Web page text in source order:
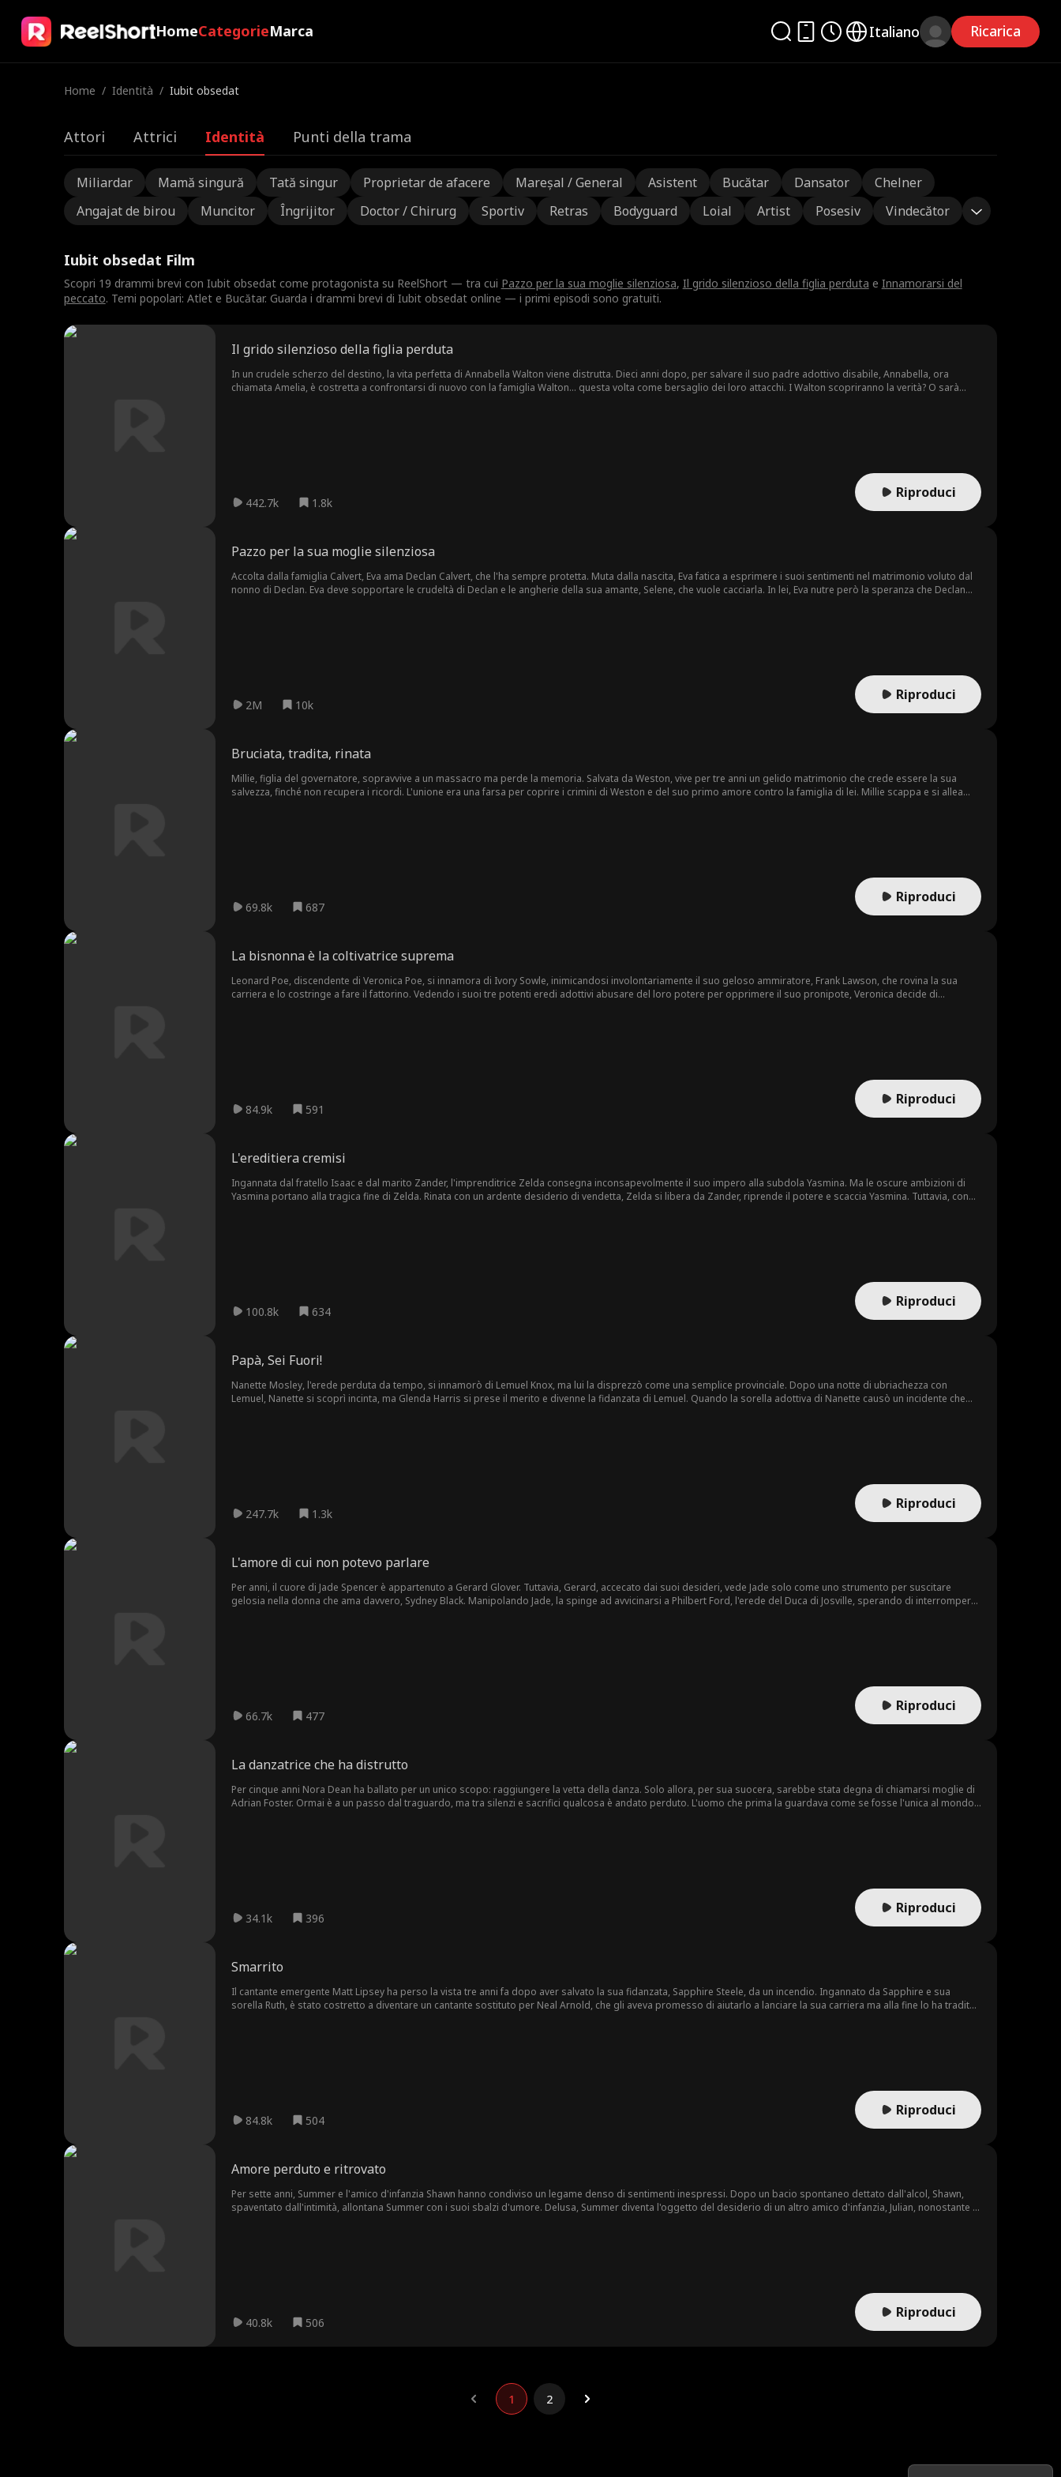
HomeCategorieMarca Italiano Ricarica
Home / Identità / Iubit obsedat
Attori Attrici Identità Punti della trama
Miliardar Mamă singură Tată singur Proprietar de afacere Mareșal / General Asistent Bucătar Dansator
Chelner
Angajat de birou
Muncitor Îngrijitor Doctor / Chirurg Sportiv Retras Bodyguard Loial Artist Posesiv Vindecător
Iubit obsedat Film
Scopri 19 drammi brevi con Iubit obsedat come protagonista su ReelShort — tra cui Pazzo per la sua moglie silenziosa, Il grido silenzioso della figlia perduta e Innamorarsi del
peccato. Temi popolari: Atlet e Bucătar. Guarda i drammi brevi di Iubit obsedat online — i primi episodi sono gratuiti.
Il grido silenzioso della figlia perduta
In un crudele scherzo del destino, la vita perfetta di Annabella Walton viene distrutta. Dieci anni dopo, per salvare il suo padre adottivo disabile, Annabella, ora
chiamata Amelia, è costretta a confrontarsi di nuovo con la famiglia Walton... questa volta come bersaglio dei loro attacchi. I Walton scopriranno la verità? O sarà
442.7k 1.8k
Riproduci
Pazzo per la sua moglie silenziosa
Accolta dalla famiglia Calvert, Eva ama Declan Calvert, che l'ha sempre protetta. Muta dalla nascita, Eva fatica a esprimere i suoi sentimenti nel matrimonio voluto dal
nonno di Declan. Eva deve sopportare le crudeltà di Declan e le angherie della sua amante, Selene, che vuole cacciarla. In lei, Eva nutre però la speranza che Declan
2M 10k
Riproduci
Bruciata, tradita, rinata
Millie, figlia del governatore, sopravvive a un massacro ma perde la memoria. Salvata da Weston, vive per tre anni un gelido matrimonio che crede essere la sua
salvezza, finché non recupera i ricordi. L'unione era una farsa per coprire i crimini di Weston e del suo primo amore contro la famiglia di lei. Millie scappa e si allea
69.8k 687
Riproduci
La bisnonna è la coltivatrice suprema
Leonard Poe, discendente di Veronica Poe, si innamora di Ivory Sowle, inimicandosi involontariamente il suo geloso ammiratore, Frank Lawson, che rovina la sua
carriera e lo costringe a fare il fattorino. Vedendo i suoi tre potenti eredi adottivi abusare del loro potere per opprimere il suo pronipote, Veronica decide di
84.9k 591
Riproduci
L'ereditiera cremisi
Ingannata dal fratello Isaac e dal marito Zander, l'imprenditrice Zelda consegna inconsapevolmente il suo impero alla subdola Yasmina. Ma le oscure ambizioni di
Yasmina portano alla tragica fine di Zelda. Rinata con un ardente desiderio di vendetta, Zelda si libera da Zander, riprende il potere e scaccia Yasmina. Tuttavia, con
100.8k 634
Riproduci
Papà, Sei Fuori!
Nanette Mosley, l'erede perduta da tempo, si innamorò di Lemuel Knox, ma lui la disprezzò come una semplice provinciale. Dopo una notte di ubriachezza con
Lemuel, Nanette si scoprì incinta, ma Glenda Harris si prese il merito e divenne la fidanzata di Lemuel. Quando la sorella adottiva di Nanette causò un incidente che
247.7k 1.3k
Riproduci
L'amore di cui non potevo parlare
Per anni, il cuore di Jade Spencer è appartenuto a Gerard Glover. Tuttavia, Gerard, accecato dai suoi desideri, vede Jade solo come uno strumento per suscitare
gelosia nella donna che ama davvero, Sydney Black. Manipolando Jade, la spinge ad avvicinarsi a Philbert Ford, l'erede del Duca di Josville, sperando di interrompere
66.7k 477
Riproduci
La danzatrice che ha distrutto
Per cinque anni Nora Dean ha ballato per un unico scopo: raggiungere la vetta della danza. Solo allora, per sua suocera, sarebbe stata degna di chiamarsi moglie di
Adrian Foster. Ormai è a un passo dal traguardo, ma tra silenzi e sacrifici qualcosa è andato perduto. L'uomo che prima la guardava come se fosse l'unica al mondo,
34.1k 396
Riproduci
Smarrito
Il cantante emergente Matt Lipsey ha perso la vista tre anni fa dopo aver salvato la sua fidanzata, Sapphire Steele, da un incendio. Ingannato da Sapphire e sua
sorella Ruth, è stato costretto a diventare un cantante sostituto per Neal Arnold, che gli aveva promesso di aiutarlo a lanciare la sua carriera ma alla fine lo ha tradito.
84.8k 504
Riproduci
Amore perduto e ritrovato
Per sette anni, Summer e l'amico d'infanzia Shawn hanno condiviso un legame denso di sentimenti inespressi. Dopo un bacio spontaneo dettato dall'alcol, Shawn,
spaventato dall'intimità, allontana Summer con i suoi sbalzi d'umore. Delusa, Summer diventa l'oggetto del desiderio di un altro amico d'infanzia, Julian, nonostante le
40.8k 506
Riproduci
1 2